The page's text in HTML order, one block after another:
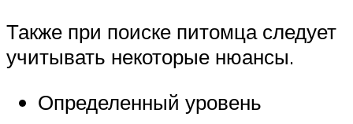
Также при поиске питомца следует
учитывать некоторые нюансы.
Определенный уровень